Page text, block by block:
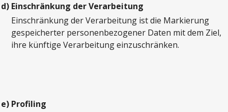
d) Einschränkung der Verarbeitung
Einschränkung der Verarbeitung ist die Markierung
gespeicherter personenbezogener Daten mit dem Ziel,
ihre künftige Verarbeitung einzuschränken.
e) Profiling